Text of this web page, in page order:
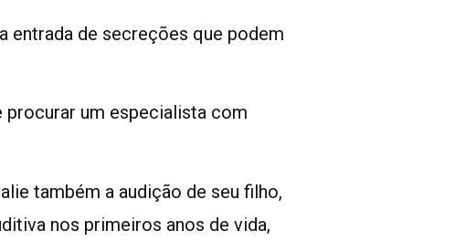
entrada de secreções que podem
procurar um especialista com
também a audição de seu filho,
nos primeiros anos de vida,